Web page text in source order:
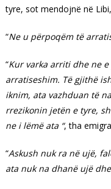
tyre, sot mendojnë në
“Ne u përpoqëm të
“Kur varka arriti dhe ne
arratiseshim. Të gjithë
iknim, ata vazhduan të
rrezikonin jetën e tyre,
ne i lëmë ata “, tha
“Askush nuk ra në ujë,
ata nuk na dhanë ujë